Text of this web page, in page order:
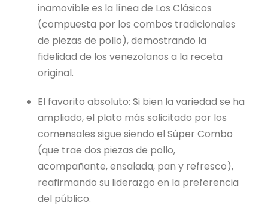
inamovible es la línea de Los Clásicos
(compuesta por los combos tradicionales
de piezas de pollo), demostrando la
fidelidad de los venezolanos a la receta
original.
El favorito absoluto: Si bien la variedad se ha
ampliado, el plato más solicitado por los
comensales sigue siendo el Súper Combo
(que trae dos piezas de pollo,
acompañante, ensalada, pan y refresco),
reafirmando su liderazgo en la preferencia
del público.